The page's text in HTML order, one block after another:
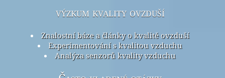
výzkum kvality ovzduší
Znalostní báze a články o kvalitě ovzduší
Experimentování s kvalitou vzduchu
Analýza senzorů kvality vzduchu